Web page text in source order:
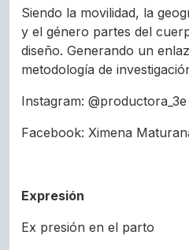
Siendo la movilidad, la
y el género partes del
diseño. Generando un
metodología de
Instagram: @productora_3e
Facebook: Ximena
Expresión
Ex presión en el parto